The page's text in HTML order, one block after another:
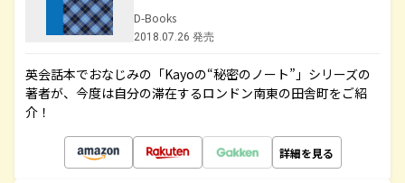
D-Books
2018.07.26 発売
英会話本でおなじみの「Kayoの“秘密のノート”」シリーズの
著者が、今度は自分の滞在するロンドン南東の田舎町をご紹
介！
詳細を見る